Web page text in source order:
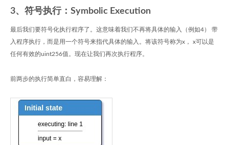
3、符号执行：Symbolic Execution
最后我们要符号化执行程序了。这意味着我们不再将具体的输入（例如4） 带
入程序执行，而是用一个符号来指代具体的输入。将该符号称为x， x可以是
任何有效的uint256值。现在让我们再次执行程序。
前两步的执行简单直白，容易理解：